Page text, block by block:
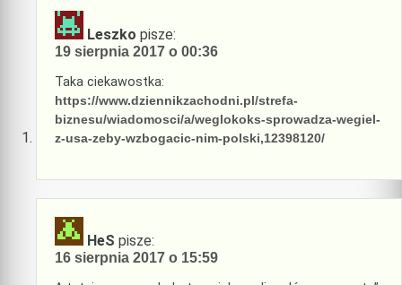
Leszko pisze:
19 sierpnia 2017 o 00:36
Taka ciekawostka:
https://www.dziennikzachodni.pl/strefa-
biznesu/wiadomosci/a/weglokoks-sprowadza-wegiel-
z-usa-zeby-wzbogacic-nim-polski,12398120/
HeS pisze:
16 sierpnia 2017 o 15:59